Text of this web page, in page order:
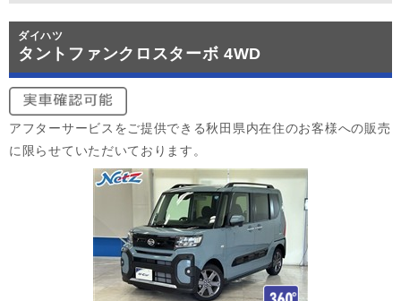
ダイハツ
タントファンクロスターボ 4WD
アフターサービスをご提供できる秋田県内在住のお客様への販売
に限らせていただいております。